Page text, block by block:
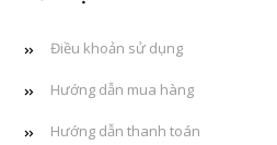
Điều khoản sử dụng
Hướng dẫn mua hàng
Hướng dẫn thanh toán